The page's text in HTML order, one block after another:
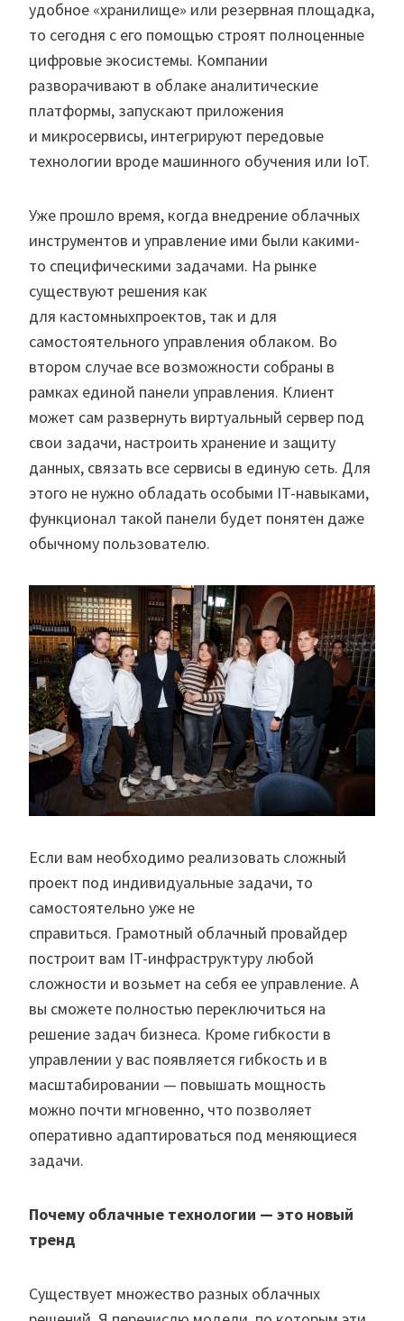
удобное «хранилище» или резервная площадка,
то сегодня с его помощью строят полноценные
цифровые экосистемы. Компании
разворачивают в облаке аналитические
платформы, запускают приложения
и микросервисы, интегрируют передовые
технологии вроде машинного обучения или IoT.
Уже прошло время, когда внедрение облачных
инструментов и управление ими были какими-
то специфическими задачами. На рынке
существуют решения как
для кастомныхпроектов, так и для
самостоятельного управления облаком. Во
втором случае все возможности собраны в
рамках единой панели управления. Клиент
может сам развернуть виртуальный сервер под
свои задачи, настроить хранение и защиту
данных, связать все сервисы в единую сеть. Для
этого не нужно обладать особыми IT-навыками,
функционал такой панели будет понятен даже
обычному пользователю.
Если вам необходимо реализовать сложный
проект под индивидуальные задачи, то
самостоятельно уже не
справиться. Грамотный облачный провайдер
построит вам IT-инфраструктуру любой
сложности и возьмет на себя ее управление. А
вы сможете полностью переключиться на
решение задач бизнеса. Кроме гибкости в
управлении у вас появляется гибкость и в
масштабировании — повышать мощность
можно почти мгновенно, что позволяет
оперативно адаптироваться под меняющиеся
задачи.
Почему облачные технологии — это новый
тренд
Существует множество разных облачных